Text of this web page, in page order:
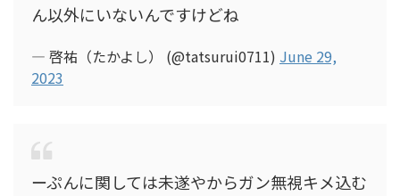
ん以外にいないんですけどね
— 啓祐（たかよし） (@tatsurui0711) June 29,
2023
ーぷんに関しては未遂やからガン無視キメ込む